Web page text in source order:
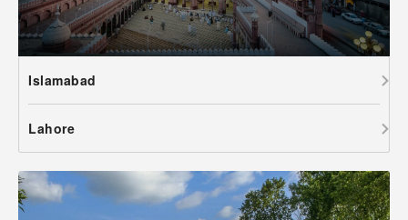
Islamabad
Lahore